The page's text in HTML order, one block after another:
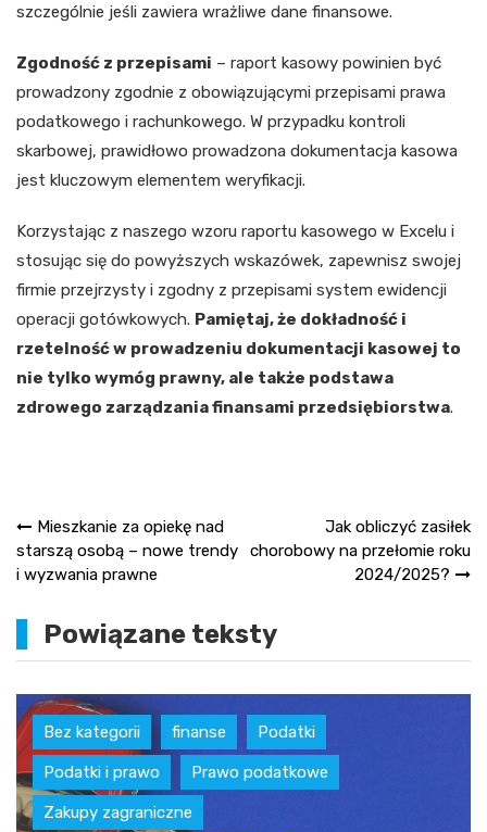
szczególnie jeśli zawiera wrażliwe dane finansowe.
Zgodność z przepisami – raport kasowy powinien być
prowadzony zgodnie z obowiązującymi przepisami prawa
podatkowego i rachunkowego. W przypadku kontroli
skarbowej, prawidłowo prowadzona dokumentacja kasowa
jest kluczowym elementem weryfikacji.
Korzystając z naszego wzoru raportu kasowego w Excelu i
stosując się do powyższych wskazówek, zapewnisz swojej
firmie przejrzysty i zgodny z przepisami system ewidencji
operacji gotówkowych. Pamiętaj, że dokładność i
rzetelność w prowadzeniu dokumentacji kasowej to
nie tylko wymóg prawny, ale także podstawa
zdrowego zarządzania finansami przedsiębiorstwa.
Nawigacja
wpisu
Mieszkanie za opiekę nad
starszą osobą – nowe trendy
i wyzwania prawne
Jak obliczyć zasiłek
chorobowy na przełomie roku
2024/2025?
Powiązane teksty
Bez kategorii finanse Podatki
Podatki i prawo Prawo podatkowe
Zakupy zagraniczne